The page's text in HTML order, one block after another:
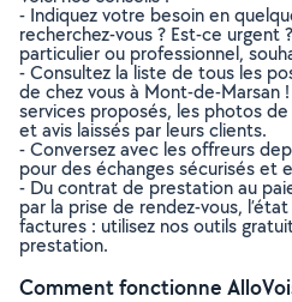
- Indiquez votre besoin en
recherchez-vous ? Est-ce
particulier ou professionnel,
- Consultez la liste de tous les
de chez vous à Mont-de-Marsan
services proposés, les photos
et avis laissés par leurs clients.
- Conversez avec les offreurs
pour des échanges sécurisés et
- Du contrat de prestation au
par la prise de rendez-vous,
factures : utilisez nos outils
prestation.
Comment fonctionne